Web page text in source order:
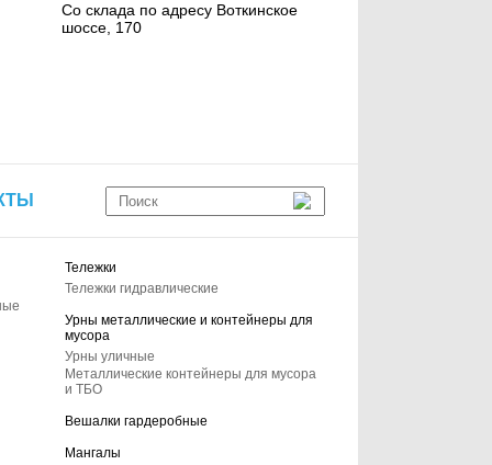
Со склада по адресу Воткинское
шоссе, 170
Тележки
Тележки гидравлические
Урны металлические и контейнеры для
мусора
Урны уличные
Металлические контейнеры для мусора
и ТБО
Вешалки гардеробные
Мангалы